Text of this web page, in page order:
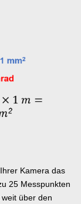
Kamera das
25 Messpunkten
über den